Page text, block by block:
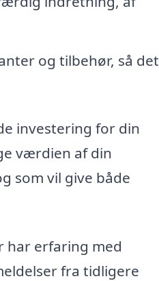
og tilbehør, så det
investering for din
værdien af din
som vil give både
har erfaring med
fra tidligere